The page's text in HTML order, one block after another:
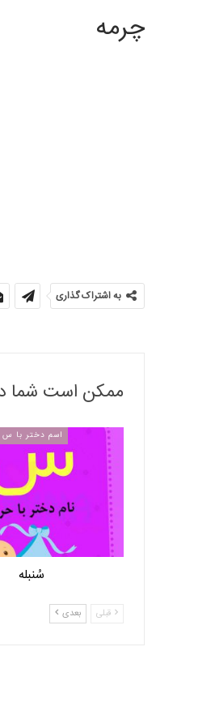
چرمه
به اشتراک گذاری
ممکن است شما
اسم دختر با س
سُنبله
قبلی بعدی